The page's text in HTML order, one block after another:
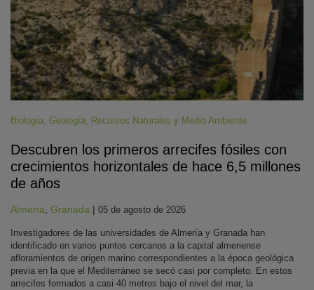
Biología, Geología, Recursos Naturales y Medio Ambiente
Descubren los primeros arrecifes fósiles con
crecimientos horizontales de hace 6,5 millones
de años
Almería, Granada | 05 de agosto de 2026
Investigadores de las universidades de Almería y Granada han
identificado en varios puntos cercanos a la capital almeriense
afloramientos de origen marino correspondientes a la época geológica
previa en la que el Mediterráneo se secó casi por completo. En estos
arrecifes formados a casi 40 metros bajo el nivel del mar, la